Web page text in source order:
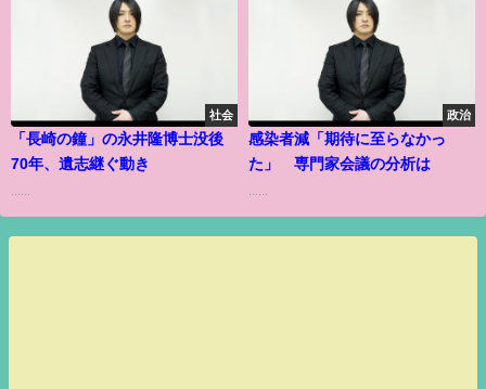
社会
「長崎の鐘」の永井隆博士没後
70年、遺志継ぐ動き
政治
感染者減「期待に至らなかっ
た」 専門家会議の分析は